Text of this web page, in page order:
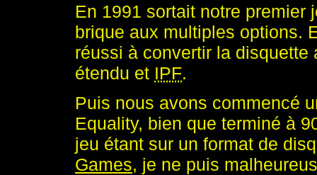
En 1991 sortait notre premier
brique aux multiples options.
réussi à convertir la
étendu et IPF.
Puis nous avons commencé
Equality, bien que terminé à
jeu étant sur un format de
Games, je ne puis